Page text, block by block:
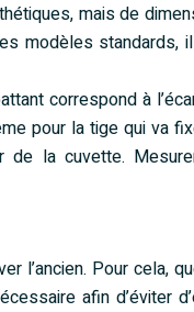
mais de
modèles standards,
correspond à
pour la tige qui va
de la cuvette.
l’ancien. Pour cela,
afin d’éviter